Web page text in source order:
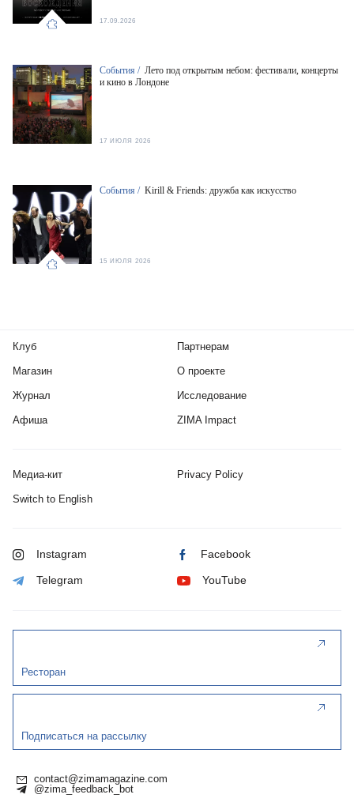
17.09.2026
События / Лето под открытым небом: фестивали, концерты
и кино в Лондоне
17 ИЮЛЯ 2026
События / Kirill & Friends: дружба как искусство
15 ИЮЛЯ 2026
Клуб
Магазин
Журнал
Афиша
Партнерам
О проекте
Исследование
ZIMA Impact
Медиа-кит Privacy Policy
Switch to English
Instagram Facebook
Telegram YouTube
Ресторан
Подписаться на рассылку
contact@zimamagazine.com
@zima_feedback_bot